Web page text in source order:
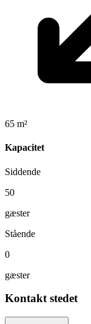
65 m²
Kapacitet
Siddende
50
gæster
Stående
0
gæster
Kontakt stedet